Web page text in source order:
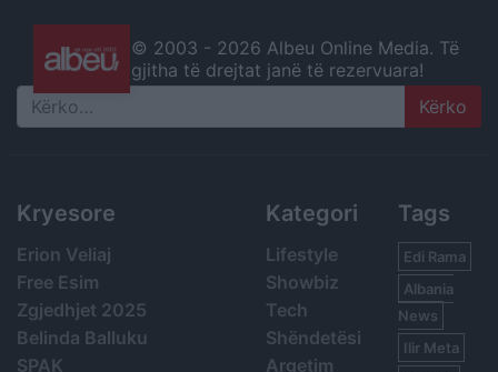
© 2003 - 2026 Albeu Online Media. Të
gjitha të drejtat janë të rezervuara!
Search
Kryesore
Erion Veliaj
Free Esim
Zgjedhjet 2025
Belinda Balluku
SPAK
Kategori
Lifestyle
Showbiz
Tech
Shëndetësi
Argetim
Tags
Edi Rama
Albania
News
Ilir Meta